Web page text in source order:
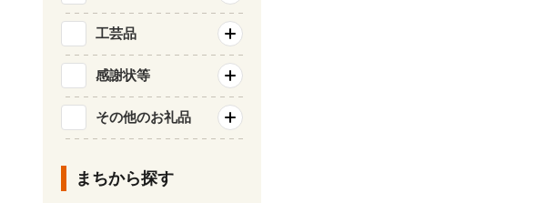
工芸品
感謝状等
その他のお礼品
まちから探す